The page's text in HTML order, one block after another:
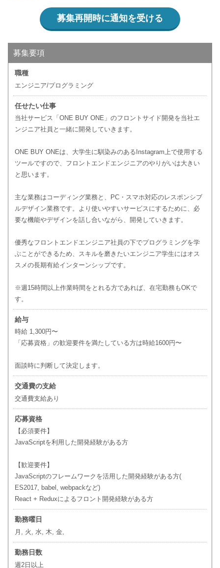
募集再開時に通知を受ける
募集要項
職種
エンジニア/プログラミング
任せたい仕事
当社サービス「ONE BUY ONE」のフロントサイド開発を当社エ
ンジニア社員と一緒に開発していきます。
ONE BUY ONEは、大学生に馴染みのあるInstagram上で使用する
ツールですので、フロントエンドエンジニアのやりがいは大きい
と思います。
主な業務はコーディング業務と、PC・スマホ対応のレスポンシブ
ルデザイン業務です。より使いやすいサービスにするために、必
要な機能やデザインを話し合いながら、開発していきます。
優秀なフロントエンドエンジニア社員の下でプログラミングを学
ぶことができるため、スキルを磨きたいエンジニア学生にはオス
スメの長期有給インターンシップです。
※週15時間以上作業時間をとれる方であれば、在宅勤務もOKで
す。
給与
時給 1,300円〜
「応募資格」の歓迎要件を満たしている方は時給1600円〜
面談時に判断して決定します。
交通費の支給
交通費支給あり
応募資格
【必須要件】
JavaScriptを利用した開発経験がある方
【歓迎要件】
JavaScriptのフレームワークを活用した開発経験がある方(
ES2017, babel, webpackなど)
React + Reduxによるフロント開発経験がある方
勤務曜日
月, 火, 水, 木, 金,
勤務日数
週2日以上